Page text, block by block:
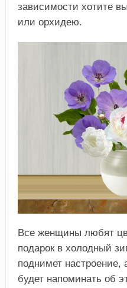
зависимости хотите
или орхидею.
Все женщины любят
подарок в холодный
поднимет
будет напоминать об